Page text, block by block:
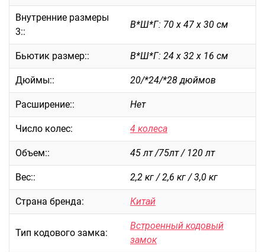
Бьюти-кейсы
Распродажа
Сумки
Сумки колесные
Сумки спортивные
Сумки деловые
Сумки поясные
Сумки пляжные
Сумки для ноутбуков
Сумки-тележки хозяйственные
Сумки-рюкзаки на колёсах
Сумки детские
Рюкзаки
Внутренние размеры
3::
В*Ш*Г: 70 х 47 х 30 см
Бьютик размер:: В*Ш*Г: 24 х 32 х 16 см
Дюймы:: 20/*24/*28 дюймов
Расширение:: Нет
Число колес: 4 колеса
Объем:: 45 лт /75лт / 120 лт
Вес:: 2,2 кг / 2,6 кг / 3,0 кг
Страна бренда: Китай
Тип кодового замка:
Встроенный кодовый
замок